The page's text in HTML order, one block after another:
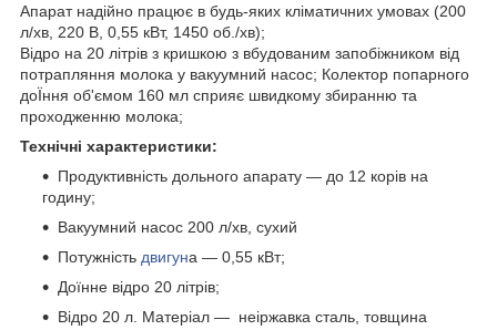
Апарат надійно працює в будь-яких кліматичних умовах (200
л/хв, 220 В, 0,55 кВт, 1450 об./хв);
Відро на 20 літрів з кришкою з вбудованим запобіжником від
потрапляння молока у вакуумний насос; Колектор попарного
доЇння об'ємом 160 мл сприяє швидкому збиранню та
проходженню молока;
Технічні характеристики:
Продуктивність дольного апарату — до 12 корів на
годину;
Вакуумний насос 200 л/хв, сухий
Потужність двигуна — 0,55 кВт;
Доїнне відро 20 літрів;
Відро 20 л. Матеріал — неіржавка сталь, товщина